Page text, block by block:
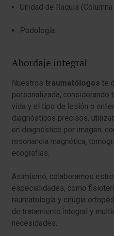
Unidad de Raquis
Podología.
Abordaje integral
Nuestros traumatólogos te
personalizada, considerando
vida y el tipo de lesión o
diagnósticos precisos,
en diagnóstico por imagen,
resonancia magnética,
ecografías.
Asimismo, colaboramos
especialidades, como
reumatología y cirugía
de tratamiento integral y
necesidades.